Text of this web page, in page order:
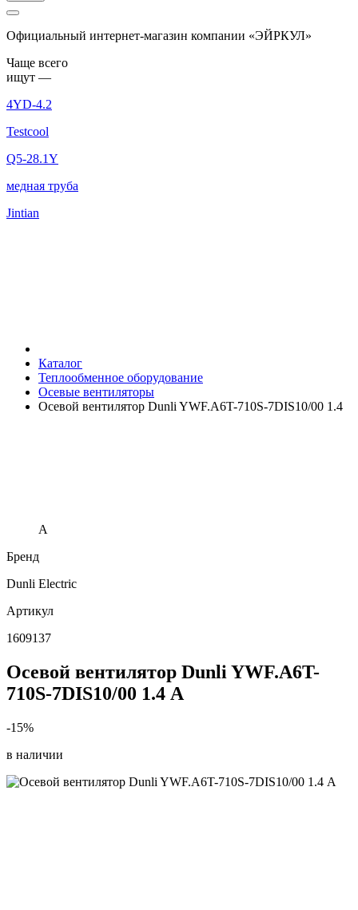
Официальный интернет-магазин компании «ЭЙРКУЛ»
Чаще вcего
ищут —
4YD-4.2
Testcool
Q5-28.1Y
медная труба
Jintian
Каталог
Теплообменное оборудование
Осевые вентиляторы
Осевой вентилятор Dunli YWF.A6T-710S-7DIS10/00 1.4
А
Бренд
Dunli Electric
Артикул
1609137
Осевой вентилятор Dunli YWF.A6T-
710S-7DIS10/00 1.4 А
-15%
в наличии